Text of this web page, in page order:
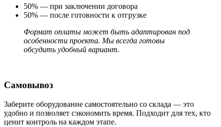
50% — при заключении договора
50% — после готовности к отгрузке
Формат оплаты может быть адаптирован под
особенности проекта. Мы всегда готовы
обсудить удобный вариант.
Самовывоз
Заберите оборудование самостоятельно со склада — это
удобно и позволяет сэкономить время. Подходит для тех, кто
ценит контроль на каждом этапе.